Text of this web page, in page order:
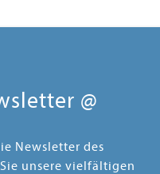
@
Newsletter des
unsere vielfältigen